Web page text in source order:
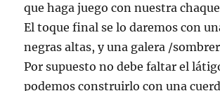
que haga juego con nuestra
El toque final se lo daremos con
negras altas, y una galera /
Por supuesto no debe faltar el
podemos construirlo con una